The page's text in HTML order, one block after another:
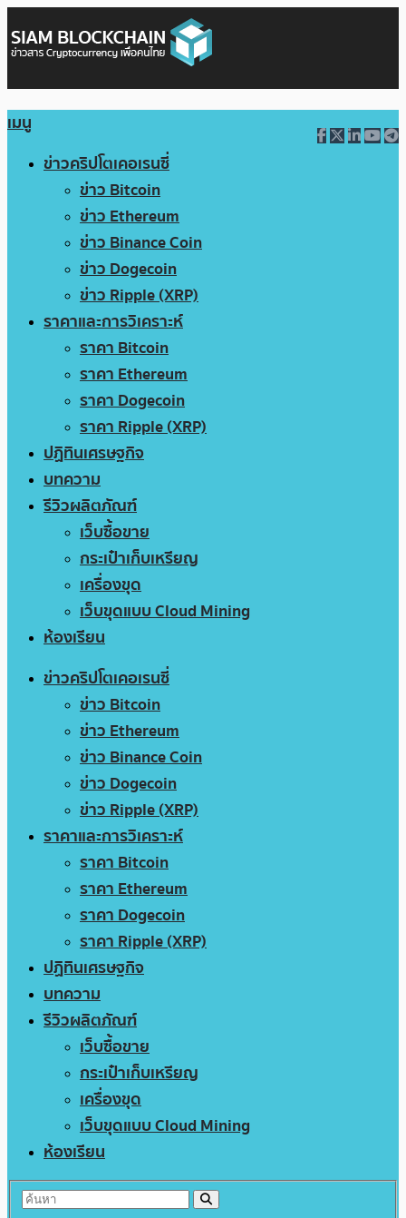
เมนู
ข่าวคริปโตเคอเรนซี่
ข่าว Bitcoin
ข่าว Ethereum
ข่าว Binance Coin
ข่าว Dogecoin
ข่าว Ripple (XRP)
ราคาและการวิเคราะห์
ราคา Bitcoin
ราคา Ethereum
ราคา Dogecoin
ราคา Ripple (XRP)
ปฏิทินเศรษฐกิจ
บทความ
รีวิวผลิตภัณฑ์
เว็บซื้อขาย
กระเป๋าเก็บเหรียญ
เครื่องขุด
เว็บขุดแบบ Cloud Mining
ห้องเรียน
ข่าวคริปโตเคอเรนซี่
ข่าว Bitcoin
ข่าว Ethereum
ข่าว Binance Coin
ข่าว Dogecoin
ข่าว Ripple (XRP)
ราคาและการวิเคราะห์
ราคา Bitcoin
ราคา Ethereum
ราคา Dogecoin
ราคา Ripple (XRP)
ปฏิทินเศรษฐกิจ
บทความ
รีวิวผลิตภัณฑ์
เว็บซื้อขาย
กระเป๋าเก็บเหรียญ
เครื่องขุด
เว็บขุดแบบ Cloud Mining
ห้องเรียน